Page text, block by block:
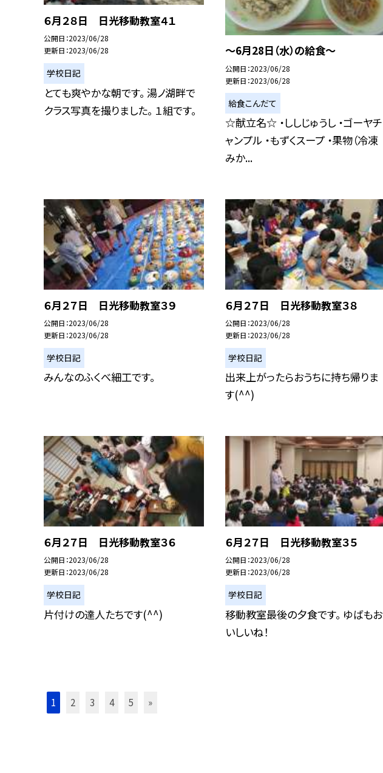
６月２８日 日光移動教室４１
公開日 2023/06/28
更新日 2023/06/28
学校日記
とても爽やかな朝です。 湯ノ湖畔で
クラス写真を撮りました。 １組です。
〜6月28日（水）の給食〜
公開日 2023/06/28
更新日 2023/06/28
給食こんだて
☆献立名☆ ・ししじゅうし ・ゴーヤチ
ャンプル ・もずくスープ ・果物（冷凍
みか...
６月２７日 日光移動教室３９
公開日 2023/06/28
更新日 2023/06/28
学校日記
みんなのふくべ細工です。
６月２７日 日光移動教室３８
公開日 2023/06/28
更新日 2023/06/28
学校日記
出来上がったらおうちに持ち帰りま
す(^^)
６月２７日 日光移動教室３６
公開日 2023/06/28
更新日 2023/06/28
学校日記
片付けの達人たちです(^^)
６月２７日 日光移動教室３５
公開日 2023/06/28
更新日 2023/06/28
学校日記
移動教室最後の夕食です。 ゆばもお
いしいね！
1 2 3 4 5 »